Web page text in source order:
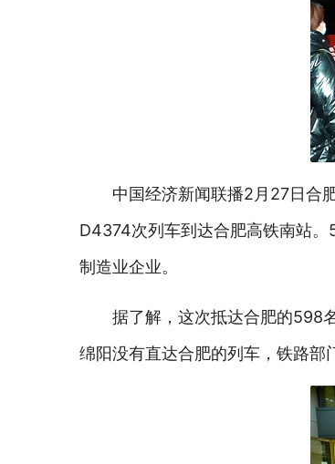
中国经济新闻联播2月27日合
D4374次列车到达合肥高铁南站
制造业企业。
据了解，这次抵达合肥的598
绵阳没有直达合肥的列车，铁路部